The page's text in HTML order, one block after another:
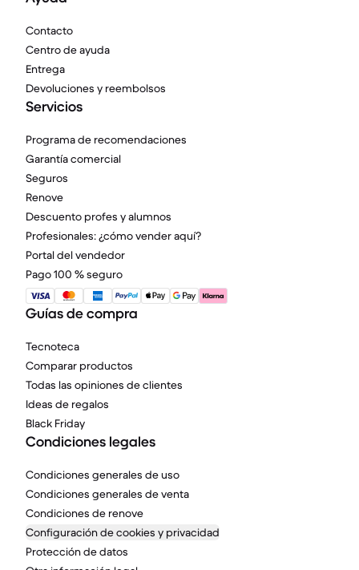
Contacto
Centro de ayuda
Entrega
Devoluciones y reembolsos
Servicios
Programa de recomendaciones
Garantía comercial
Seguros
Renove
Descuento profes y alumnos
Profesionales: ¿cómo vender aquí?
Portal del vendedor
Pago 100 % seguro
Guías de compra
Tecnoteca
Comparar productos
Todas las opiniones de clientes
Ideas de regalos
Black Friday
Condiciones legales
Condiciones generales de uso
Condiciones generales de venta
Condiciones de renove
Configuración de cookies y privacidad
Protección de datos